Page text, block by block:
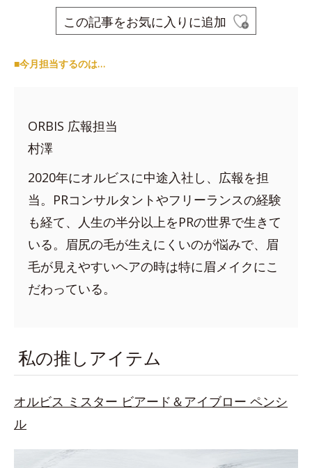
この記事をお気に入りに追加
■今月担当するのは…
ORBIS 広報担当
村澤
2020年にオルビスに中途入社し、広報を担
当。PRコンサルタントやフリーランスの経験
も経て、人生の半分以上をPRの世界で生きて
いる。眉尻の毛が生えにくいのが悩みで、眉
毛が見えやすいヘアの時は特に眉メイクにこ
だわっている。
私の推しアイテム
オルビス ミスター ビアード＆アイブロー ペンシ
ル